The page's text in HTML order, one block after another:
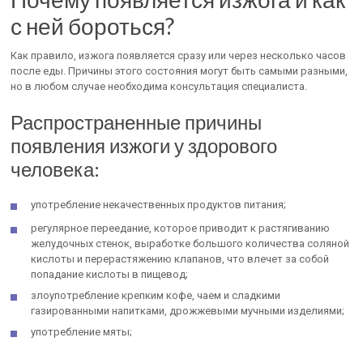
с ней бороться?
Как правило, изжога появляется сразу или через несколько часов
после еды. Причины этого состояния могут быть самыми разными,
но в любом случае необходима консультация специалиста.
Распространенные причины
появления изжоги у здорового
человека:
употребление некачественных продуктов питания;
регулярное переедание, которое приводит к растягиванию
желудочных стенок, выработке большого количества соляной
кислоты и перерастяжению клапанов, что влечет за собой
попадание кислоты в пищевод;
злоупотребление крепким кофе, чаем и сладкими
газированными напитками, дрожжевыми мучными изделиями;
употребление мяты;